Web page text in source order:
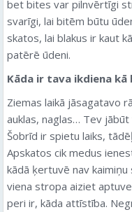
bet bites var pilnvērtīgi
svarīgi, lai bitēm būtu
skatos, lai blakus ir kaut
patērē ūdeni.
Kāda ir tava ikdiena kā
Ziemas laikā jāsagatavo
auklas, naglas… Tev
Šobrīd ir spietu laiks,
Apskatos cik medus
kādā ķertuvē nav
viena stropa aiziet
peri ir, kāda attīstība.